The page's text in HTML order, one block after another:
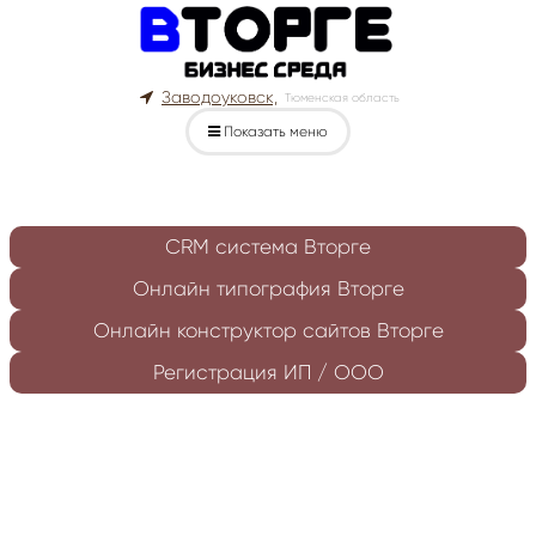
Заводоуковск, Тюменская область
Показать меню
CRM система Вторге
Онлайн типография Вторге
Онлайн конструктор сайтов Вторге
Регистрация ИП / ООО